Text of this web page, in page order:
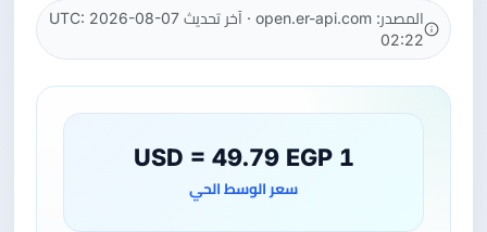
المصدر: open.er-api.com · آخر تحديث UTC: 2026-08-07
02:22
1 USD = 49.79 EGP
سعر الوسط الحي